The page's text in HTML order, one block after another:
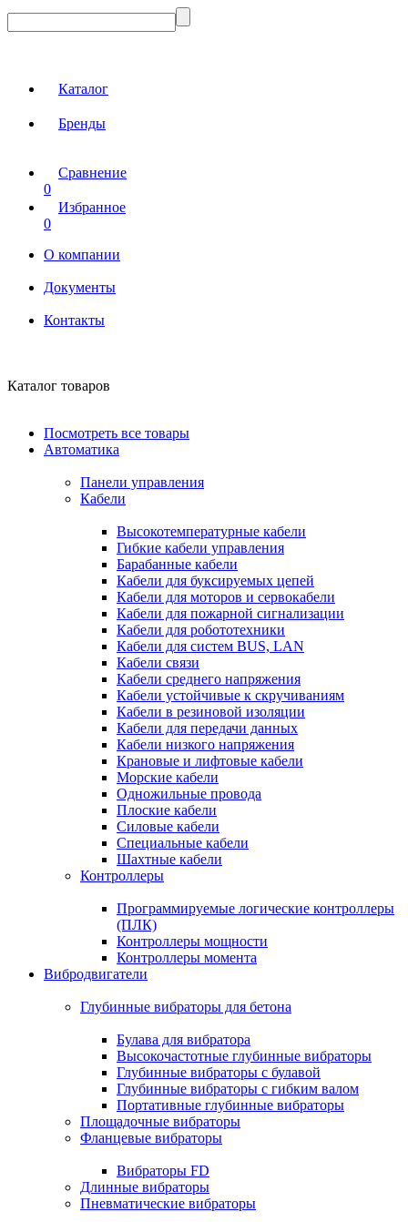
Каталог
Бренды
Сравнение
0
Избранное
0
О компании
Документы
Контакты
Каталог товаров
Посмотреть все товары
Автоматика
Панели управления
Кабели
Высокотемпературные кабели
Гибкие кабели управления
Барабанные кабели
Кабели для буксируемых цепей
Кабели для моторов и сервокабели
Кабели для пожарной сигнализации
Кабели для робототехники
Кабели для систем BUS, LAN
Кабели связи
Кабели среднего напряжения
Кабели устойчивые к скручиваниям
Кабели в резиновой изоляции
Кабели для передачи данных
Кабели низкого напряжения
Крановые и лифтовые кабели
Морские кабели
Одножильные провода
Плоские кабели
Силовые кабели
Специальные кабели
Шахтные кабели
Контроллеры
Программируемые логические контроллеры
(ПЛК)
Контроллеры мощности
Контроллеры момента
Вибродвигатели
Глубинные вибраторы для бетона
Булава для вибратора
Высокочастотные глубинные вибраторы
Глубинные вибраторы с булавой
Глубинные вибраторы с гибким валом
Портативные глубинные вибраторы
Площадочные вибраторы
Фланцевые вибраторы
Вибраторы FD
Длинные вибраторы
Пневматические вибраторы